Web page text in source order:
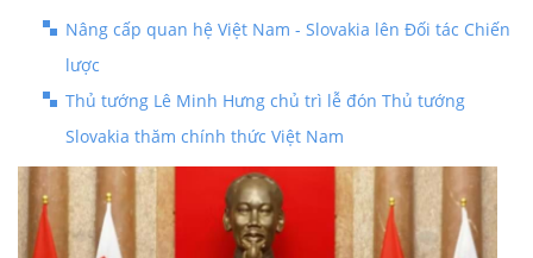
Nâng cấp quan hệ Việt Nam - Slovakia lên Đối tác Chiến
lược
Thủ tướng Lê Minh Hưng chủ trì lễ đón Thủ tướng
Slovakia thăm chính thức Việt Nam